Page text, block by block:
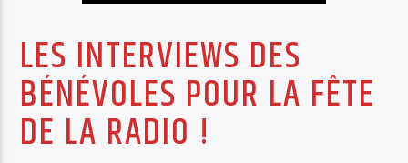
LES INTERVIEWS DES
BÉNÉVOLES POUR LA FÊTE
DE LA RADIO !